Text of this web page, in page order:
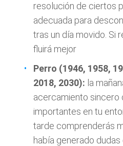
resolución de ciertos
adecuada para
tras un día movido. Si
fluirá mejor
Perro (1946, 1958,
2018, 2030): la
acercamiento sincero
importantes en tu
tarde comprenderás
había generado